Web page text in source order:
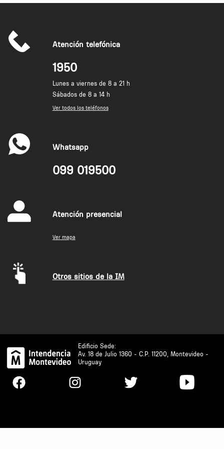
Atención telefónica
1950
Lunes a viernes de 8 a 21 h
Sábados de 8 a 14 h
Ver todos los teléfonos
Whatsapp
099 019500
Atención presencial
Ver mapa
Otros sitios de la IM
Edificio Sede:
Av. 18 de Julio 1360 - C.P. 11200, Montevideo -
Uruguay